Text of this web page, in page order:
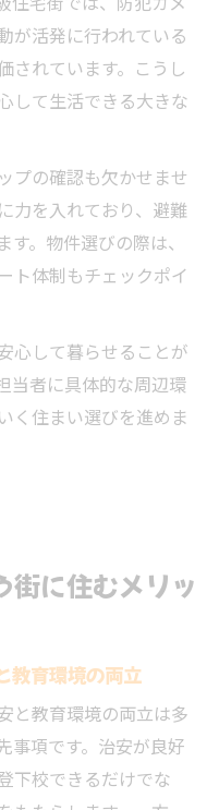
が活発に行われている
されています。こうし
して生活できる大きな
プの確認も欠かせませ
力を入れており、避難
。物件選びの際は、
ト体制もチェックポイ
心して暮らせることが
当者に具体的な周辺環
く住まい選びを進めま
街に住むメリッ
教育環境の両立
と教育環境の両立は多
事項です。治安が良好
下校できるだけでな